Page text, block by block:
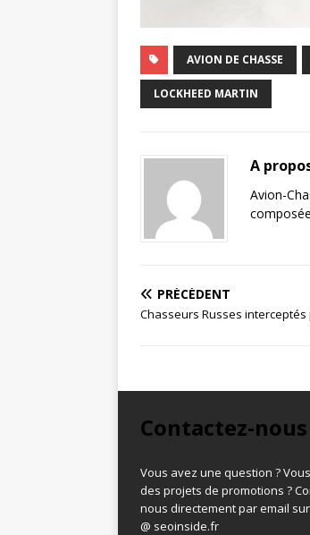
AVION DE CHASSE
LOCKHEED MARTIN
A
Avion-
PRÉCÉDENT
Chasseurs Russes interceptés
Contactez-nous
Vous avez une question ?
des projets de promotions ?
nous directement par email
@ seoinside.fr